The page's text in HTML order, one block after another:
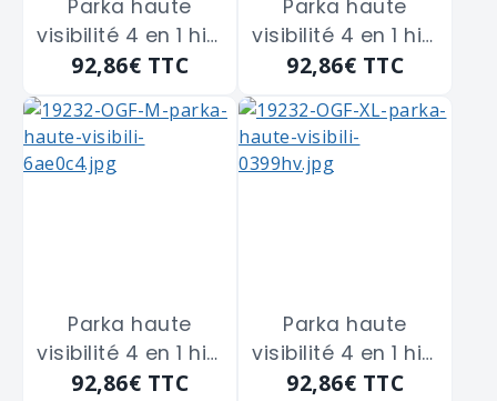
Parka haute
visibilité 4 en 1 hivi
jaune fluo/
GUARD
"7KANYXXXL" taille
3XL
92,86€ TTC
Parka haute
visibilité 4 en 1 hivi
orange fluo/
GUARD "7KANOL"
taille L
92,86€ TTC
Parka haute
visibilité 4 en 1 hivi
orange fluo/
92,86€ TTC
Parka haute
visibilité 4 en 1 hivi
orange fluo/
92,86€ TTC